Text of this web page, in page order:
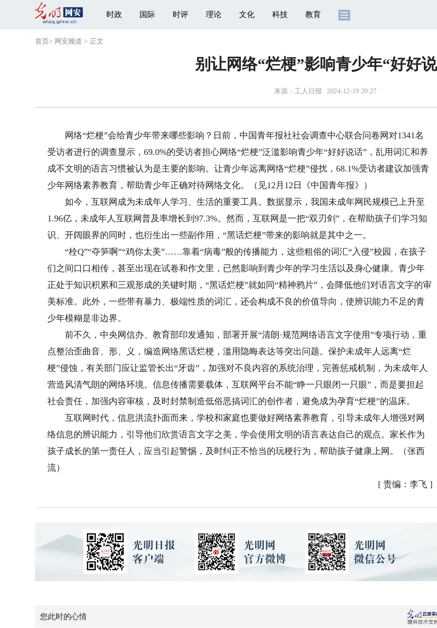
时政 国际 时评 理论 文化 科技 教育
首页 > 网安频道 > 正文
别让网络“烂梗”影响青少年“好好
来源： 工人日报 2024-12-19 20:27
网络“烂梗”会给青少年带来哪些影响？日前，中国青年报社社会调查中心联合问卷网对1341名
受访者进行的调查显示，69.0%的受访者担心网络“烂梗”泛滥影响青少年“好好说话”，乱用词汇和养
成不文明的语言习惯被认为是主要的影响。让青少年远离网络“烂梗”侵扰，68.1%受访者建议加强青
少年网络素养教育，帮助青少年正确对待网络文化。（见12月12日《中国青年报》）
如今，互联网成为未成年人学习、生活的重要工具。数据显示，我国未成年网民规模已上升至
1.96亿，未成年人互联网普及率增长到97.3%。然而，互联网是一把“双刃剑”，在帮助孩子们学习知
识、开阔眼界的同时，也衍生出一些副作用，“黑话烂梗”带来的影响就是其中之一。
“栓Q”“夺笋啊”“鸡你太美”……靠着“病毒”般的传播能力，这些粗俗的词汇“入侵”校园，在孩子
们之间口口相传，甚至出现在试卷和作文里，已然影响到青少年的学习生活以及身心健康。青少年
正处于知识积累和三观形成的关键时期，“黑话烂梗”就如同“精神鸦片”，会降低他们对语言文字的审
美标准。此外，一些带有暴力、极端性质的词汇，还会构成不良的价值导向，使辨识能力不足的青
少年模糊是非边界。
前不久，中央网信办、教育部印发通知，部署开展“清朗·规范网络语言文字使用”专项行动，重
点整治歪曲音、形、义，编造网络黑话烂梗，滥用隐晦表达等突出问题。保护未成年人远离“烂
梗”侵蚀，有关部门应让监管长出“牙齿”，加强对不良内容的系统治理，完善惩戒机制，为未成年人
营造风清气朗的网络环境。信息传播需要载体，互联网平台不能“睁一只眼闭一只眼”，而是要担起
社会责任，加强内容审核，及时封禁制造低俗恶搞词汇的创作者，避免成为孕育“烂梗”的温床。
互联网时代，信息洪流扑面而来，学校和家庭也要做好网络素养教育，引导未成年人增强对网
络信息的辨识能力，引导他们欣赏语言文字之美，学会使用文明的语言表达自己的观点。家长作为
孩子成长的第一责任人，应当引起警惕，及时纠正不恰当的玩梗行为，帮助孩子健康上网。（张西
流）
[ 责编：李飞]
您此时的心情